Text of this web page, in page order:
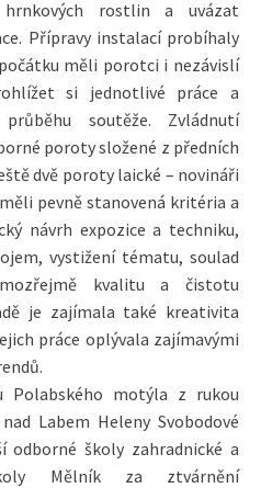
hrnkových rostlin a uvázat
Přípravy instalací probíhaly
měli porotci i nezávislí
si jednotlivé práce a
soutěže. Zvládnutí
poroty složené z předních
dvě poroty laické – novináři
pevně stanovená kritéria a
návrh expozice a techniku,
vystižení tématu, soulad
kvalitu a čistotu
je zajímala také kreativita
práce oplývala zajímavými
Polabského motýla z rukou
Labem Heleny Svobodové
odborné školy zahradnické a
Mělník za ztvárnění